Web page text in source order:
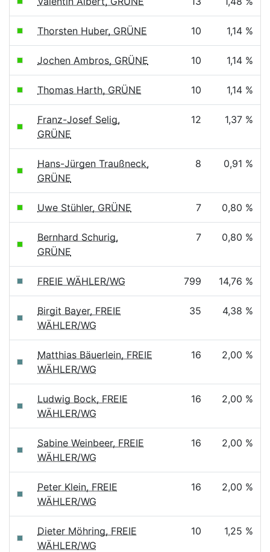
Thorsten Huber, GRÜNE 10 1,14 %
Jochen Ambros, GRÜNE 10 1,14 %
Thomas Harth, GRÜNE 10 1,14 %
Franz-Josef Selig,
GRÜNE
12 1,37 %
Hans-Jürgen Traußneck,
GRÜNE
8 0,91 %
Uwe Stühler, GRÜNE 7 0,80 %
Bernhard Schurig,
GRÜNE
7 0,80 %
FREIE WÄHLER/WG 799 14,76 %
Birgit Bayer, FREIE
WÄHLER/WG
35 4,38 %
Matthias Bäuerlein, FREIE
WÄHLER/WG
16 2,00 %
Ludwig Bock, FREIE
WÄHLER/WG
16 2,00 %
Sabine Weinbeer, FREIE
WÄHLER/WG
16 2,00 %
Peter Klein, FREIE
WÄHLER/WG
16 2,00 %
Dieter Möhring, FREIE
WÄHLER/WG
10 1,25 %